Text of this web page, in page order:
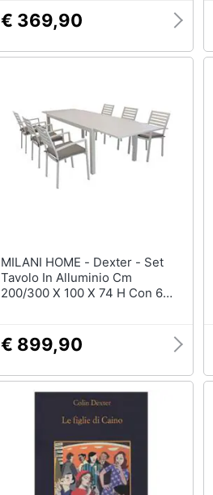
€ 369,90
MILANI HOME - Dexter - Set
Tavolo In Alluminio Cm
200/300 X 100 X 74 H Con 6
€ 899,90